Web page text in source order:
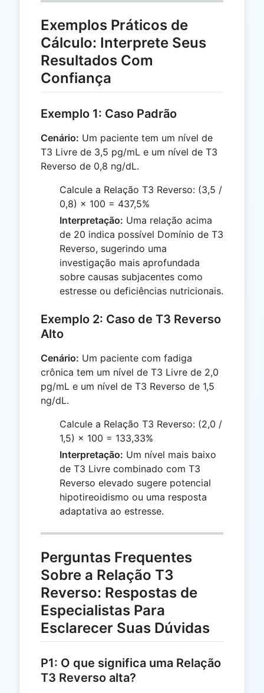
Exemplos Práticos de
Cálculo: Interprete Seus
Resultados Com
Confiança
Exemplo 1: Caso Padrão
Cenário: Um paciente tem um nível de
T3 Livre de 3,5 pg/mL e um nível de T3
Reverso de 0,8 ng/dL.
Calcule a Relação T3 Reverso: (3,5 /
0,8) × 100 = 437,5%
Interpretação: Uma relação acima
de 20 indica possível Domínio de T3
Reverso, sugerindo uma
investigação mais aprofundada
sobre causas subjacentes como
estresse ou deficiências nutricionais.
Exemplo 2: Caso de T3 Reverso
Alto
Cenário: Um paciente com fadiga
crônica tem um nível de T3 Livre de 2,0
pg/mL e um nível de T3 Reverso de 1,5
ng/dL.
Calcule a Relação T3 Reverso: (2,0 /
1,5) × 100 = 133,33%
Interpretação: Um nível mais baixo
de T3 Livre combinado com T3
Reverso elevado sugere potencial
hipotireoidismo ou uma resposta
adaptativa ao estresse.
Perguntas Frequentes
Sobre a Relação T3
Reverso: Respostas de
Especialistas Para
Esclarecer Suas Dúvidas
P1: O que significa uma Relação
T3 Reverso alta?